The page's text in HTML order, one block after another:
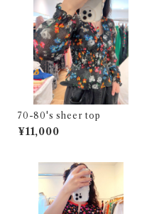
70-80's sheer top
¥11,000